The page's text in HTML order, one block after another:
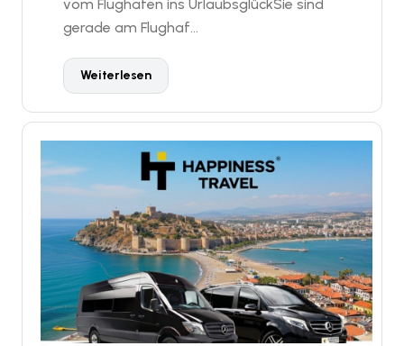
vom Flughafen ins UrlaubsglückSie sind
gerade am Flughaf...
Weiterlesen